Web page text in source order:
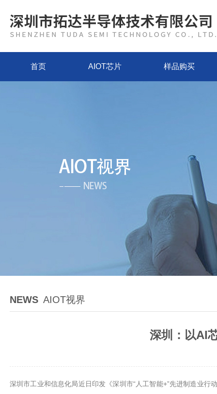
首页 AIOT芯片 样品购买
NEWS AIOT视界
深圳：以AI
深圳市工业和信息化局近日印发《深圳市“人工智能+”先进制造业